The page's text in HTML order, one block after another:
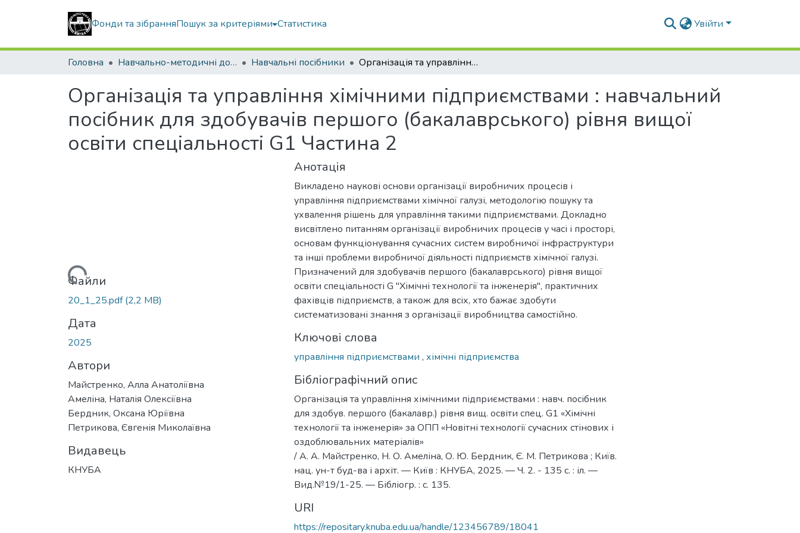
Фонди та зібранняПошук за критеріями Статистика Увійти
Головна Навчально-методичні документи Навчальні посібники Організація та управління хімічними підприємствами : навчальний посібник для здобувачів першого (бакалаврського) рівня вищої освіти спеціальності G1 Частина 2
Організація та управління хімічними підприємствами : навчальний
посібник для здобувачів першого (бакалаврського) рівня вищої
освіти спеціальності G1 Частина 2
Вантажиться...
Файли
20_1_25.pdf(2,2 MB)
Дата
2025
Автори
Майстренко, Алла Анатоліївна
Амеліна, Наталія Олексіївна
Бердник, Оксана Юріївна
Петрикова, Євгенія Миколаївна
Видавець
КНУБА
Анотація
Викладено наукові основи організації виробничих процесів і
управління підприємствами хімічної галузі, методологію пошуку та
ухвалення рішень для управління такими підприємствами. Докладно
висвітлено питанням організації виробничих процесів у часі і просторі,
основам функціонування сучасних систем виробничої інфраструктури
та інші проблеми виробничої діяльності підприємств хімічної галузі.
Призначений для здобувачів першого (бакалаврського) рівня вищої
освіти спеціальності G "Хімічні технології та інженерія", практичних
фахівців підприємств, а також для всіх, хто бажає здобути
систематизовані знання з організації виробництва самостійно.
Ключові слова
управління підприємствами , хімічні підприємства
Бібліографічний опис
Організація та управління хімічними підприємствами : навч. посібник
для здобув. першого (бакалавр.) рівня вищ. освіти спец. G1 «Хімічні
технології та інженерія» за ОПП «Новітні технології сучасних стінових і
оздоблювальних матеріалів»
/ А. А. Майстренко, Н. О. Амеліна, О. Ю. Бердник, Є. М. Петрикова ; Київ.
нац. ун-т буд-ва і архіт. — Київ : КНУБА, 2025. — Ч. 2. - 135 с. : іл. —
Вид.№19/1-25. — Бібліогр. : с. 135.
URI
https://repositary.knuba.edu.ua/handle/123456789/18041